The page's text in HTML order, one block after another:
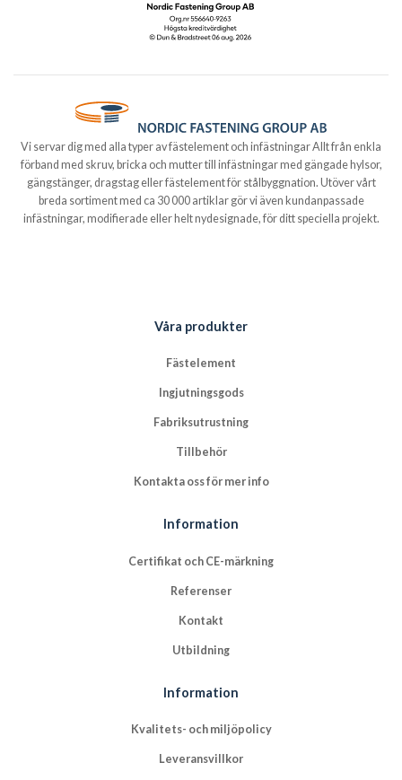
Vi servar dig med alla typer av fästelement och infästningar Allt från enkla
förband med skruv, bricka och mutter till infästningar med gängade hylsor,
gängstänger, dragstag eller fästelement för stålbyggnation. Utöver vårt
breda sortiment med ca 30 000 artiklar gör vi även kundanpassade
infästningar, modifierade eller helt nydesignade, för ditt speciella projekt.
Våra produkter
Fästelement
Ingjutningsgods
Fabriksutrustning
Tillbehör
Kontakta oss för mer info
Information
Certifikat och CE-märkning
Referenser
Kontakt
Utbildning
Information
Kvalitets- och miljöpolicy
Leveransvillkor